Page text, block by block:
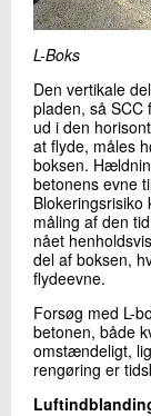
L-Boks
Den vertikale
pladen, så SCC
ud i den
at flyde, måles
boksen.
betonens evne
Blokeringsrisiko
måling af den
nået
del af boksen,
flydeevne.
Forsøg med L-
betonen, både
omstændeligt,
rengøring er